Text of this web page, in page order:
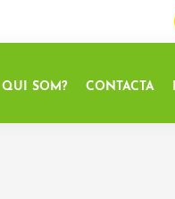
QUI SOM? CONTACTA